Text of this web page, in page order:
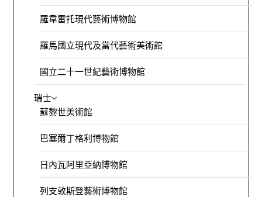
羅韋雷托現代藝術博物館
羅馬國立現代及當代藝術美術館
國立二十一世紀藝術博物館
瑞士
蘇黎世美術館
巴塞爾丁格利博物館
日內瓦阿里亞納博物館
列支敦斯登藝術博物館